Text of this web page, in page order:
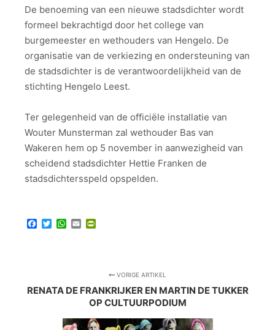
De benoeming van een nieuwe stadsdichter wordt
formeel bekrachtigd door het college van
burgemeester en wethouders van Hengelo. De
organisatie van de verkiezing en ondersteuning van
de stadsdichter is de verantwoordelijkheid van de
stichting Hengelo Leest.
Ter gelegenheid van de officiële installatie van
Wouter Munsterman zal wethouder Bas van
Wakeren hem op 5 november in aanwezigheid van
scheidend stadsdichter Hettie Franken de
stadsdichtersspeld opspelden.
Facebook
TwitterWhatsApp
Email
VORIGE ARTIKEL
RENATA DE FRANKRIJKER EN MARTIN DE TUKKER
OP CULTUURPODIUM